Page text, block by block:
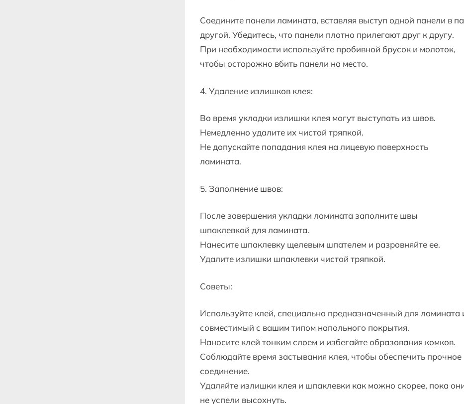
Соедините панели ламината, вставляя выступ одной панели в
другой. Убедитесь, что панели плотно прилегают друг к другу.
При необходимости используйте пробивной брусок и молоток,
чтобы осторожно вбить панели на место.
4. Удаление излишков клея:
Во время укладки излишки клея могут выступать из швов.
Немедленно удалите их чистой тряпкой.
Не допускайте попадания клея на лицевую поверхность
ламината.
5. Заполнение швов:
После завершения укладки ламината заполните швы
шпаклевкой для ламината.
Нанесите шпаклевку щелевым шпателем и разровняйте ее.
Удалите излишки шпаклевки чистой тряпкой.
Советы:
Используйте клей, специально предназначенный для ламината
совместимый с вашим типом напольного покрытия.
Наносите клей тонким слоем и избегайте образования комков.
Соблюдайте время застывания клея, чтобы обеспечить прочное
соединение.
Удаляйте излишки клея и шпаклевки как можно скорее, пока
не успели высохнуть.